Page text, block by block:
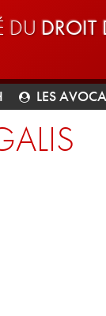
DU DROIT
LES